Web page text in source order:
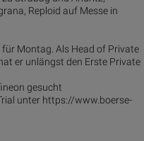
Reploid auf Messe in
Montag. Als Head of Private
er unlängst den Erste Private
gesucht
unter https://www.boerse-